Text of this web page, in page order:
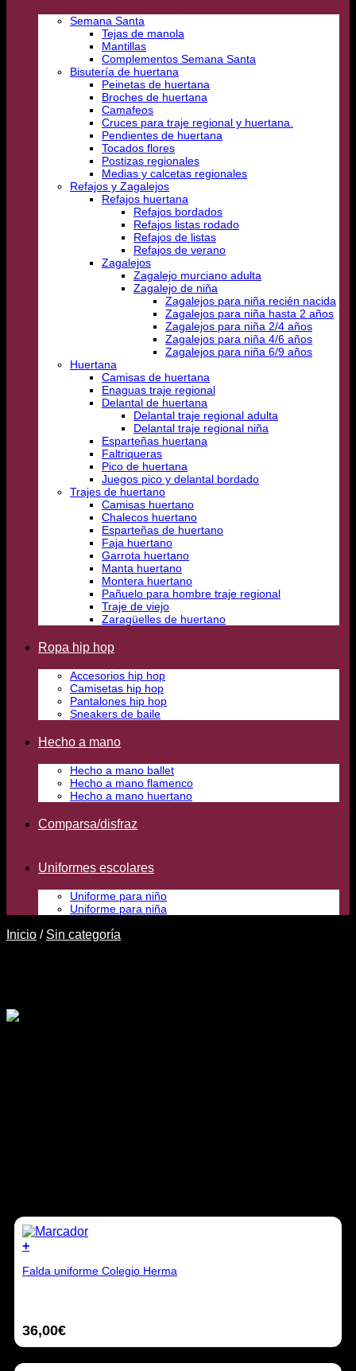
Semana Santa
Tejas de manola
Mantillas
Complementos Semana Santa
Bisutería de huertana
Peinetas de huertana
Broches de huertana
Camafeos
Cruces para traje regional y huertana.
Pendientes de huertana
Tocados flores
Postizas regionales
Medias y calcetas regionales
Refajos y Zagalejos
Refajos huertana
Refajos bordados
Refajos listas rodado
Refajos de listas
Refajos de verano
Zagalejos
Zagalejo murciano adulta
Zagalejo de niña
Zagalejos para niña recién nacida
Zagalejos para niña hasta 2 años
Zagalejos para niña 2/4 años
Zagalejos para niña 4/6 años
Zagalejos para niña 6/9 años
Huertana
Camisas de huertana
Enaguas traje regional
Delantal de huertana
Delantal traje regional adulta
Delantal traje regional niña
Esparteñas huertana
Faltriqueras
Pico de huertana
Juegos pico y delantal bordado
Trajes de huertano
Camisas huertano
Chalecos huertano
Esparteñas de huertano
Faja huertano
Garrota huertano
Manta huertano
Montera huertano
Pañuelo para hombre traje regional
Traje de viejo
Zaragüelles de huertano
Ropa hip hop
Accesorios hip hop
Camisetas hip hop
Pantalones hip hop
Sneakers de baile
Hecho a mano
Hecho a mano ballet
Hecho a mano flamenco
Hecho a mano huertano
Comparsa/disfraz
Uniformes escolares
Uniforme para niño
Uniforme para niña
Inicio / Sin categoría
+
Falda uniforme Colegio Herma
36,00€